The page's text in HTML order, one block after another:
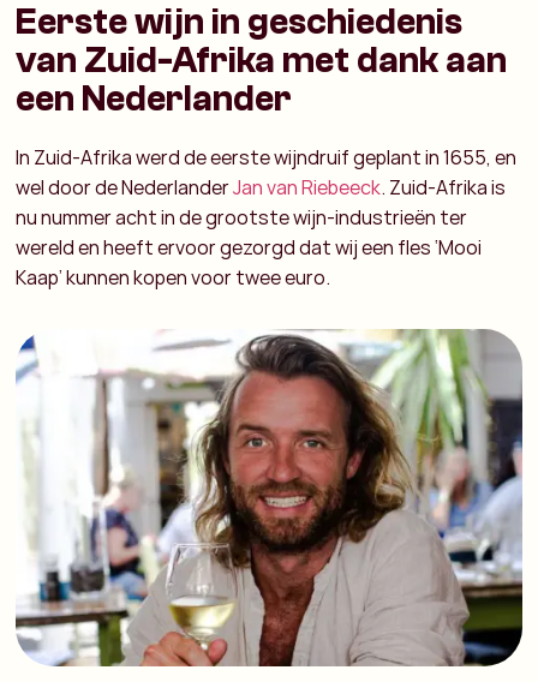
Eerste wijn in geschiedenis
van Zuid-Afrika met dank aan
een Nederlander
In Zuid-Afrika werd de eerste wijndruif geplant in 1655, en
wel door de NederlanderJan van Riebeeck. Zuid-Afrika is
nu nummer acht in de grootste wijn-industrieën ter
wereld en heeft ervoor gezorgd dat wij een fles ‘Mooi
Kaap’ kunnen kopen voor twee euro.